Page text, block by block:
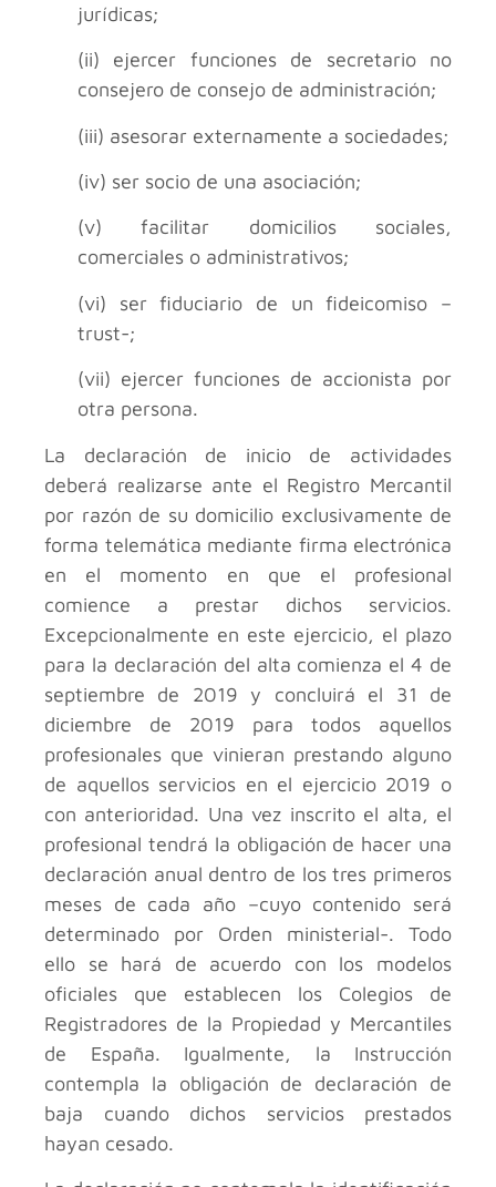
jurídicas;
(ii) ejercer funciones de secretario no
consejero de consejo de administración;
(iii) asesorar externamente a sociedades;
(iv) ser socio de una asociación;
(v) facilitar domicilios sociales,
comerciales o administrativos;
(vi) ser fiduciario de un fideicomiso –
trust-;
(vii) ejercer funciones de accionista por
otra persona.
La declaración de inicio de actividades
deberá realizarse ante el Registro Mercantil
por razón de su domicilio exclusivamente de
forma telemática mediante firma electrónica
en el momento en que el profesional
comience a prestar dichos servicios.
Excepcionalmente en este ejercicio, el plazo
para la declaración del alta comienza el 4 de
septiembre de 2019 y concluirá el 31 de
diciembre de 2019 para todos aquellos
profesionales que vinieran prestando alguno
de aquellos servicios en el ejercicio 2019 o
con anterioridad. Una vez inscrito el alta, el
profesional tendrá la obligación de hacer una
declaración anual dentro de los tres primeros
meses de cada año –cuyo contenido será
determinado por Orden ministerial-. Todo
ello se hará de acuerdo con los modelos
oficiales que establecen los Colegios de
Registradores de la Propiedad y Mercantiles
de España. Igualmente, la Instrucción
contempla la obligación de declaración de
baja cuando dichos servicios prestados
hayan cesado.